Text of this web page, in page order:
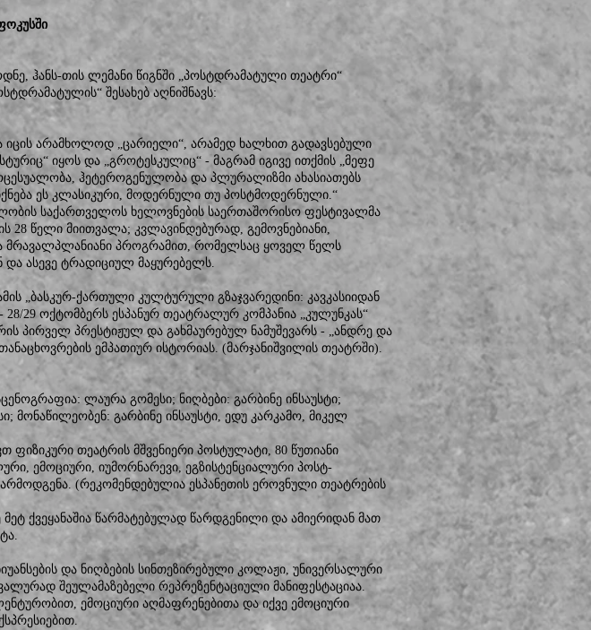
ჰანს-თის ლემანი წიგნში „პოსტდრამატული თეატრი“
შესახებ აღნიშნავს:
იცის არამხოლოდ „ცარიელი“, არამედ ხალხით გადავსებული
იყოს და „გროტესკულიც“ - მაგრამ იგივე ითქმის „მეფე
ჰეტეროგენულობა და პლურალიზმი ახასიათებს
ეს კლასიკური, მოდერნული თუ პოსტმოდერნული.“
საქართველოს ხელოვნების საერთაშორისო ფესტივალმა
28 წელი მიითვალა; კვლავინდებურად, გემოვნებიანი,
პროგრამით, რომელსაც ყოველ წელს
ასევე ტრადიციულ მაყურებელს.
„ბასკურ-ქართული კულტურული გზაჯვარედინი: კავკასიიდან
29 ოქტომბერს ესპანურ თეატრალურ კომპანია „კულუნკას“
პირველ პრესტიჟულ და გახმაურებულ ნამუშევარს - „ანდრე და
ემპათიურ ისტორიას. (მარჯანიშვილის თეატრში).
ლაურა გომესი; ნიღბები: გარბინე ინსაუსტი;
მონაწილეობენ: გარბინე ინსაუსტი, ედუ კარკამო, მიკელ
ფიზიკური თეატრის მშვენიერი პოსტულატი, 80 წუთიანი
ემოციური, იუმორნარევი, ეგზისტენციალური პოსტ-
(რეკომენდებულია ესპანეთის ეროვნული თეატრების
ქვეყანაშია წარმატებულად წარდგენილი და ამიერიდან მათ
და ნიღბების სინთეზირებული კოლაჟი, უნივერსალური
შეულამაზებელი რეპრეზენტაციული მანიფესტაციაა.
ემოციური აღმაფრენებითა და იქვე ემოციური